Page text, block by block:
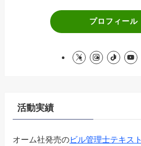
プロフィール
活動実績
オーム社発売のビル管理士テキスト